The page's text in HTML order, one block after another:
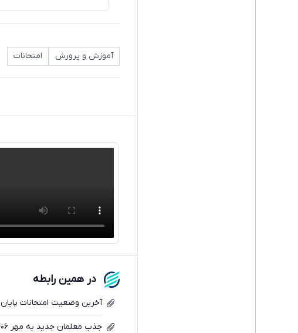
آموزش و پرورش امتحانات
در همین رابطه
آخرین وضعیت امتحانات
جذب معلمان جدید به مهر ۱۴۰۶ موکول شد؟ + توضیحات وزیر آموزش و پرورش